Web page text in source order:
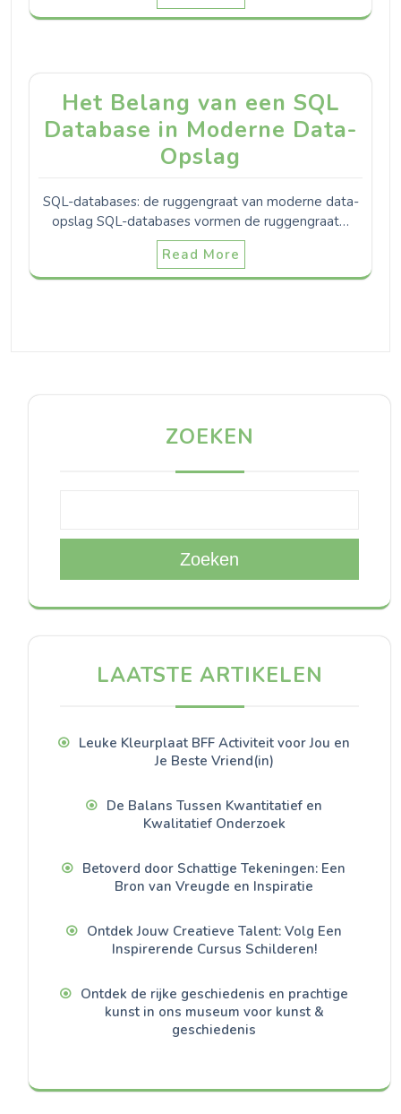
Het Belang van een SQL
Database in Moderne Data-
Opslag
SQL-databases: de ruggengraat van moderne data-
opslag SQL-databases vormen de ruggengraat…
Read More
ZOEKEN
Zoeken
LAATSTE ARTIKELEN
Leuke Kleurplaat BFF Activiteit voor Jou en
Je Beste Vriend(in)
De Balans Tussen Kwantitatief en
Kwalitatief Onderzoek
Betoverd door Schattige Tekeningen: Een
Bron van Vreugde en Inspiratie
Ontdek Jouw Creatieve Talent: Volg Een
Inspirerende Cursus Schilderen!
Ontdek de rijke geschiedenis en prachtige
kunst in ons museum voor kunst &
geschiedenis